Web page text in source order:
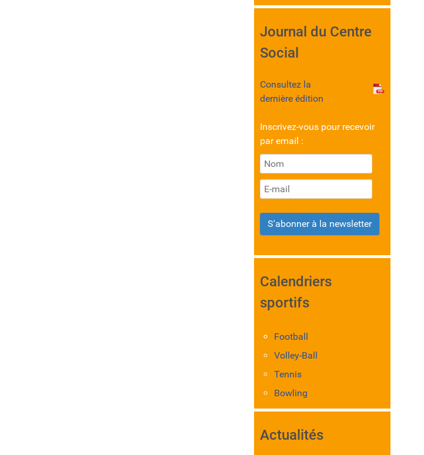
Journal du Centre
Social
Consultez la
dernière édition
Inscrivez-vous pour recevoir
par email :
S'abonner à la newsletter
Calendriers
sportifs
Football
Volley-Ball
Tennis
Bowling
Actualités